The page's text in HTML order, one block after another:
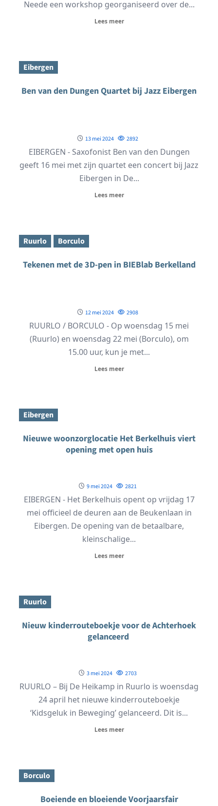
Neede een workshop georganiseerd over de...
Lees meer
Eibergen
Ben van den Dungen Quartet bij Jazz Eibergen
13 mei 2024 2892
EIBERGEN - Saxofonist Ben van den Dungen
geeft 16 mei met zijn quartet een concert bij Jazz
Eibergen in De...
Lees meer
Ruurlo Borculo
Tekenen met de 3D-pen in BIEBlab Berkelland
12 mei 2024 2908
RUURLO / BORCULO - Op woensdag 15 mei
(Ruurlo) en woensdag 22 mei (Borculo), om
15.00 uur, kun je met...
Lees meer
Eibergen
Nieuwe woonzorglocatie Het Berkelhuis viert
opening met open huis
9 mei 2024 2821
EIBERGEN - Het Berkelhuis opent op vrijdag 17
mei officieel de deuren aan de Beukenlaan in
Eibergen. De opening van de betaalbare,
kleinschalige...
Lees meer
Ruurlo
Nieuw kinderrouteboekje voor de Achterhoek
gelanceerd
3 mei 2024 2703
RUURLO – Bij De Heikamp in Ruurlo is woensdag
24 april het nieuwe kinderrouteboekje
‘Kidsgeluk in Beweging’ gelanceerd. Dit is...
Lees meer
Borculo
Boeiende en bloeiende Voorjaarsfair